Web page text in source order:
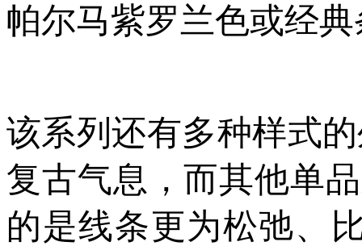
帕尔马紫罗兰色或经
该系列还有多种样式
复古气息，而其他单
的是线条更为松弛、